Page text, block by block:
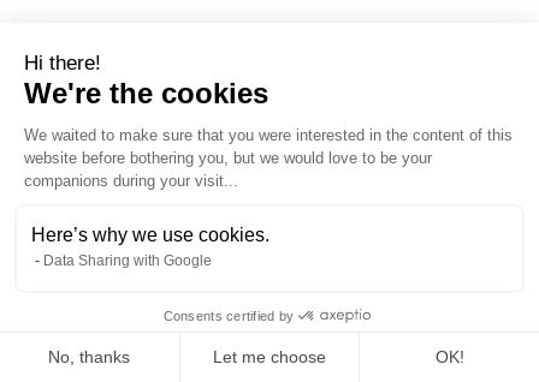
les dépenses de services justement représentent
totales. Pour ces dépenses, l’approche monétaire
est aujourd’hui souvent privilégiée même si de
de mesurer plus précisément les émissions.
“En revanche, toujours dans le secteur
des services, les postes déplacements
We're the cookies
interested in the content of this website
before bothering you, but we would love to be your companions during
your visit...
Here’s why we use cookies.
Data Sharing with Google
Consents certified by
No, thanks Let me choose OK!